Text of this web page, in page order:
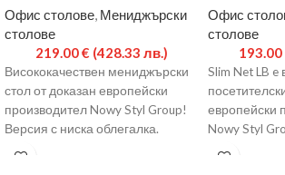
Офис столове, Мениджърски
столове
219.00€ (428.33 лв.)
Висококачествен мениджърски
стол от доказан европейски
производител Nowy Styl Group!
Версия с ниска облегалка.
Метална хромирана основа.
Офис
столове
193.00
Slim Net LB e
европейски
Nowy Styl
основа с